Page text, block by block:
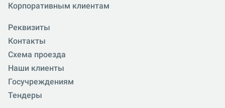
Корпоративным клиентам
Реквизиты
Контакты
Схема проезда
Наши клиенты
Госучреждениям
Тендеры